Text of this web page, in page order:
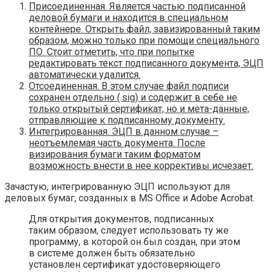
Присоединенная. Является частью подписанной
деловой бумаги и находится в специальном
контейнере. Открыть файл, завизированный таким
образом, можно только при помощи специального
ПО. Стоит отметить, что при попытке
редактировать текст подписанного документа, ЭЦП
автоматически удалится.
Отсоединенная. В этом случае файл подписи
сохранен отдельно (.sig) и содержит в себе не
только открытый сертификат, но и мета-данные,
отправляющие к подписанному документу.
Интегрированная. ЭЦП в данном случае –
неотъемлемая часть документа. После
визирования бумаги таким форматом
возможность внести в нее коррективы исчезает.
Зачастую, интегрированную ЭЦП используют для
деловых бумаг, созданных в MS Office и Adobe Acrobat.
Для открытия документов, подписанных
таким образом, следует использовать ту же
программу, в которой он был создан, при этом
в системе должен быть обязательно
установлен сертификат удостоверяющего